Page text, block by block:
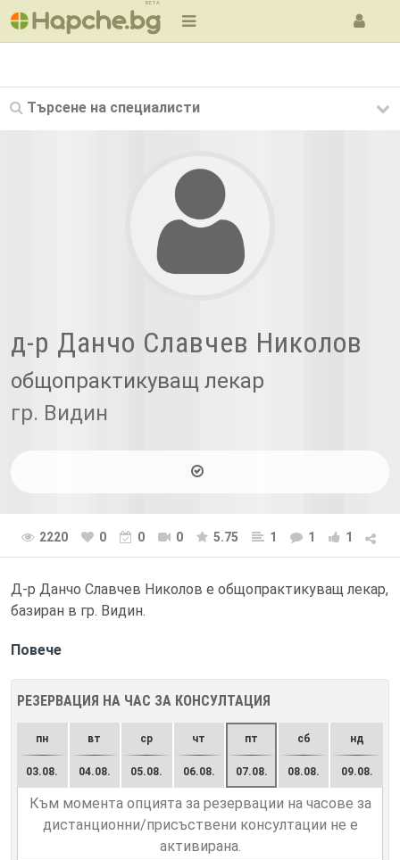
BETA
Търсене на специалисти
д-р Данчо Славчев Николов
общопрактикуващ лекар
гр. Видин
2220 0 0 0 5.75 1 1 1
Д-р Данчо Славчев Николов е общопрактикуващ лекар,
базиран в гр. Видин.
Повече
РЕЗЕРВАЦИЯ НА ЧАС ЗА КОНСУЛТАЦИЯ
пн
03.08.
вт
04.08.
ср
05.08.
чт
06.08.
пт
07.08.
сб
08.08.
нд
09.08.
Към момента опцията за резервации на часове за
дистанционни/присъствени консултации не е
активирана.